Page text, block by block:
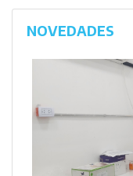
NOVEDADES